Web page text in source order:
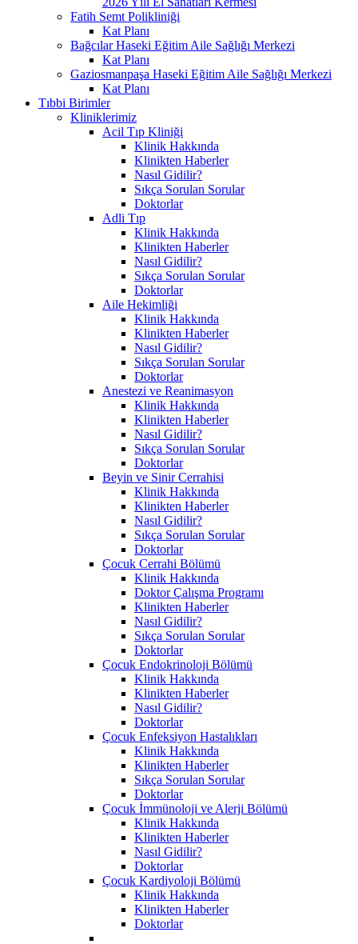
Fatih Semt Polikliniği
Kat Planı
Bağcılar Haseki Eğitim Aile Sağlığı Merkezi
Kat Planı
Gaziosmanpaşa Haseki Eğitim Aile Sağlığı Merkezi
Kat Planı
Tıbbi Birimler
Kliniklerimiz
Acil Tıp Kliniği
Klinik Hakkında
Klinikten Haberler
Nasıl Gidilir?
Sıkça Sorulan Sorular
Doktorlar
Adli Tıp
Klinik Hakkında
Klinikten Haberler
Nasıl Gidilir?
Sıkça Sorulan Sorular
Doktorlar
Aile Hekimliği
Klinik Hakkında
Klinikten Haberler
Nasıl Gidilir?
Sıkça Sorulan Sorular
Doktorlar
Anestezi ve Reanimasyon
Klinik Hakkında
Klinikten Haberler
Nasıl Gidilir?
Sıkça Sorulan Sorular
Doktorlar
Beyin ve Sinir Cerrahisi
Klinik Hakkında
Klinikten Haberler
Nasıl Gidilir?
Sıkça Sorulan Sorular
Doktorlar
Çocuk Cerrahi Bölümü
Klinik Hakkında
Doktor Çalışma Programı
Klinikten Haberler
Nasıl Gidilir?
Sıkça Sorulan Sorular
Doktorlar
Çocuk Endokrinoloji Bölümü
Klinik Hakkında
Klinikten Haberler
Nasıl Gidilir?
Doktorlar
Çocuk Enfeksiyon Hastalıkları
Klinik Hakkında
Klinikten Haberler
Sıkça Sorulan Sorular
Doktorlar
Çocuk İmmünoloji ve Alerji Bölümü
Klinik Hakkında
Klinikten Haberler
Nasıl Gidilir?
Doktorlar
Çocuk Kardiyoloji Bölümü
Klinik Hakkında
Klinikten Haberler
Doktorlar